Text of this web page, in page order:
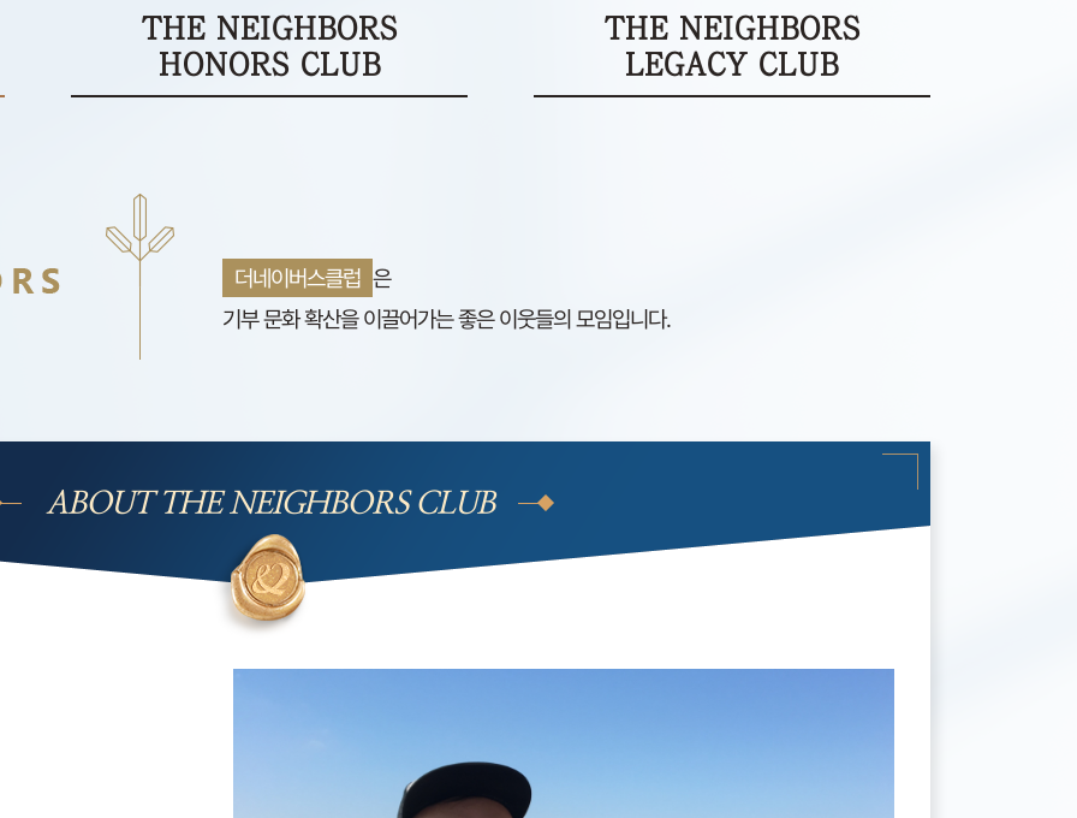
THE NEIGHBORS
HONORS CLUB
THE NEIGHBORS
LEGACY CLUB
더네이버스클럽 은
기부 문화 확산을 이끌어가는 좋은 이웃들의 모임입니다.
ABOUT THE NEIGHBORS CLUB